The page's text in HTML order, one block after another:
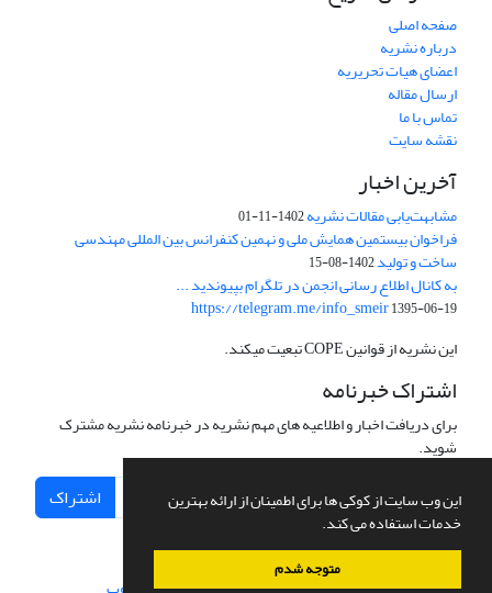
این وب سایت از کوکی ها برای اطمینان از ارائه بهترین
خدمات استفاده می کند.
متوجه شدم
صفحه اصلی
درباره نشریه
اعضای هیات تحریریه
ارسال مقاله
تماس با ما
نقشه سایت
آخرین اخبار
مشابهت‌یابی مقالات نشریه1402-11-01
فراخوان بیستمین همایش ملی و نهمین کنفرانس بین المللی مهندسی
ساخت و تولید1402-08-15
به کانال اطلاع رسانی انجمن در تلگرام بپیوندید ...
https://telegram.me/info_smeir1395-06-19
این نشریه از قوانین COPE تبعیت میکند.
اشتراک خبرنامه
برای دریافت اخبار و اطلاعیه های مهم نشریه در خبرنامه نشریه مشترک
شوید.
اشتراک